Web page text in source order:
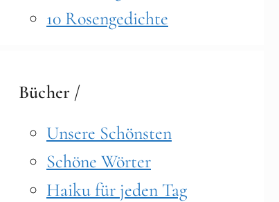
10 Rosengedichte
Bücher /
Unsere Schönsten
Schöne Wörter
Haiku für jeden Tag